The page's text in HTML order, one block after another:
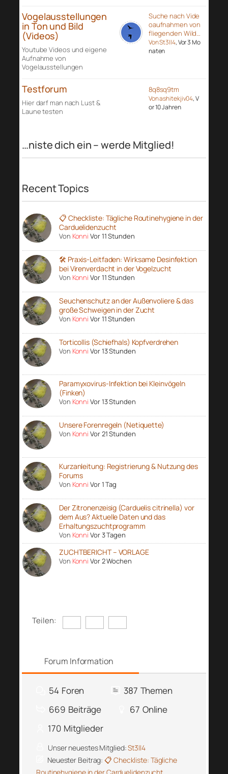
Vogelausstellungen
in Ton und Bild
(Videos)
Youtube Videos und eigene
Aufnahme von
Vogelausstellungen
Suche nach Vide
oaufnahmen von
fliegenden Wild…
Von St3ll4, Vor 3 Mo
naten
Testforum
Hier darf man nach Lust &
Laune testen
8q8sq9tm
Von ashitekjiv04, V
or 10 Jahren
…niste dich ein – werde Mitglied!
Recent Topics
📋 Checkliste: Tägliche Routinehygiene in der
Carduelidenzucht
Von Konni Vor 11 Stunden
🛠️ Praxis-Leitfaden: Wirksame Desinfektion
bei Virenverdacht in der Vogelzucht
Von Konni Vor 11 Stunden
Seuchenschutz an der Außenvoliere & das
große Schweigen in der Zucht
Von Konni Vor 11 Stunden
Torticollis (Schiefhals) Kopfverdrehen
Von Konni Vor 13 Stunden
Paramyxovirus-Infektion bei Kleinvögeln
(Finken)
Von Konni Vor 13 Stunden
Unsere Forenregeln (Netiquette)
Von Konni Vor 21 Stunden
Kurzanleitung: Registrierung & Nutzung des
Forums
Von Konni Vor 1 Tag
Der Zitronenzeisig (Carduelis citrinella) vor
dem Aus? Aktuelle Daten und das
Erhaltungszuchtprogramm
Von Konni Vor 3 Tagen
ZUCHTBERICHT – VORLAGE
Von Konni Vor 2 Wochen
Teilen:
Forum Information
54 Foren 387 Themen
669 Beiträge 67 Online
170 Mitglieder
Unser neuestes Mitglied:St3ll4
Neuester Beitrag:📋 Checkliste: Tägliche